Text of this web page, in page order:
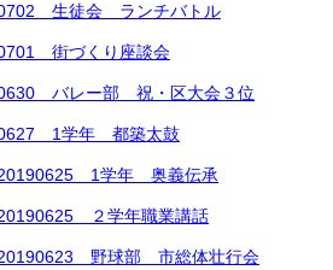
生徒会 ランチバトル
街づくり座談会
バレー部 祝・区大会３位
1学年 都築太鼓
1学年 奥義伝承
２学年職業講話
野球部 市総体壮行会